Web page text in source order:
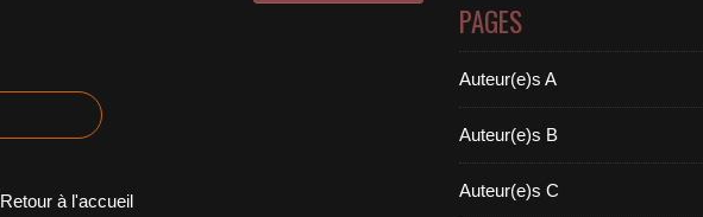
Retour à l'accueil
PAGES
Auteur(e)s A
Auteur(e)s B
Auteur(e)s C